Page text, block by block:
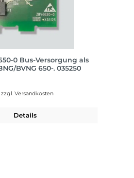
0 Bus-Versorgung als
BVNG 650-. 035250
Versandkosten
Details